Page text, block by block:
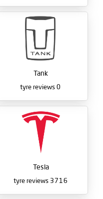
Tank
0
tyre reviews
Tesla
3716
tyre reviews